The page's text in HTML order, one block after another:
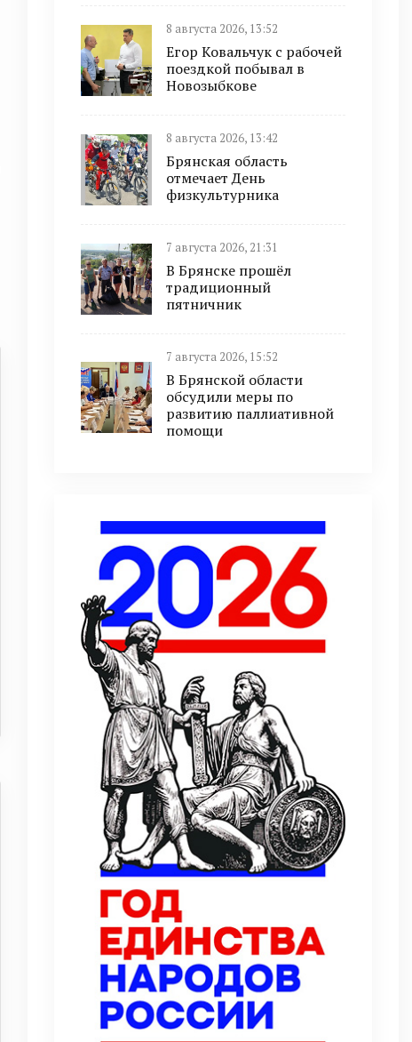
8 августа 2026, 13:52
Егор Ковальчук с рабочей
поездкой побывал в
Новозыбкове
8 августа 2026, 13:42
Брянская область
отмечает День
физкультурника
7 августа 2026, 21:31
В Брянске прошёл
традиционный
пятничник
7 августа 2026, 15:52
В Брянской области
обсудили меры по
развитию паллиативной
помощи